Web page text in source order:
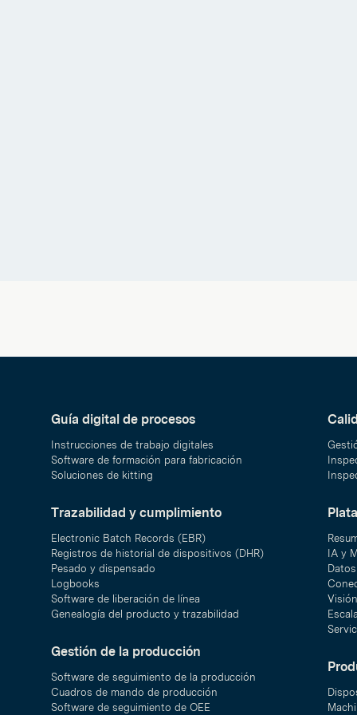
Guía digital de procesos
Instrucciones de trabajo digitales
Software de formación para fabricación
Soluciones de kitting
Trazabilidad y cumplimiento
Electronic Batch Records (EBR)
Registros de historial de dispositivos (DHR)
Pesado y dispensado
Logbooks
Software de liberación de línea
Genealogía del producto y trazabilidad
Gestión de la producción
Software de seguimiento de la producción
Cuadros de mando de producción
Software de seguimiento de OEE
IA y